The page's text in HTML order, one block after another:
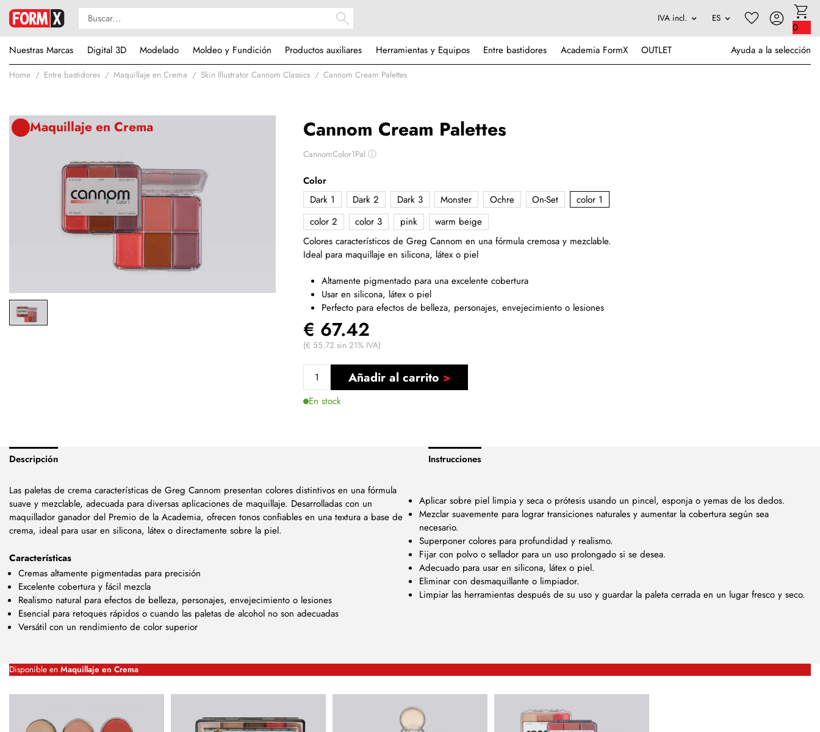
0
Nuestras Marcas
Digital 3D Modelado Moldeo y Fundición Productos auxiliares Herramientas y Equipos Entre bastidores Academia FormX OUTLET Ayuda a la selección
Home Entre bastidores Maquillaje en Crema Skin Illustrator Cannom Classics Cannom Cream Palettes
Cannom Cream Palettes
CannomColor1Palⓘ
Maquillaje en Crema
Color
Dark 1
Dark 2 Dark 3 Monster Ochre On-Set
color 1
color 2
color 3 pink
warm beige
Colores característicos de Greg Cannom en una fórmula cremosa y mezclable.
Ideal para maquillaje en silicona, látex o piel
Altamente pigmentado para una excelente cobertura
Usar en silicona, látex o piel
Perfecto para efectos de belleza, personajes, envejecimiento o lesiones
€ 67.42
(€ 55.72 sin 21% IVA)
Añadir al carrito
En stock
Descripción Instrucciones
Las paletas de crema características de Greg Cannom presentan colores distintivos en una fórmula
suave y mezclable, adecuada para diversas aplicaciones de maquillaje. Desarrolladas con un
maquillador ganador del Premio de la Academia, ofrecen tonos confiables en una textura a base de
crema, ideal para usar en silicona, látex o directamente sobre la piel.
Características
Cremas altamente pigmentadas para precisión
Excelente cobertura y fácil mezcla
Realismo natural para efectos de belleza, personajes, envejecimiento o lesiones
Esencial para retoques rápidos o cuando las paletas de alcohol no son adecuadas
Versátil con un rendimiento de color superior
Aplicar sobre piel limpia y seca o prótesis usando un pincel, esponja o yemas de los dedos.
Mezclar suavemente para lograr transiciones naturales y aumentar la cobertura según sea
necesario.
Superponer colores para profundidad y realismo.
Fijar con polvo o sellador para un uso prolongado si se desea.
Adecuado para usar en silicona, látex o piel.
Eliminar con desmaquillante o limpiador.
Limpiar las herramientas después de su uso y guardar la paleta cerrada en un lugar fresco y seco.
Disponible en Maquillaje en Crema